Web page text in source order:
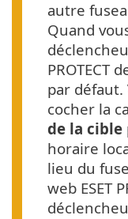
autre
Quand
PROTECT
par défaut.
cocher la
de la cible
horaire
lieu du
web ESET